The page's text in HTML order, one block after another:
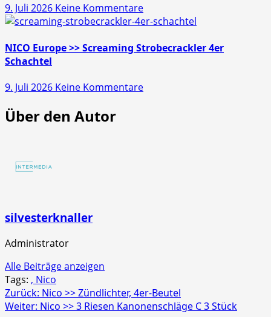
10er
Schachtel
9. Juli 2026 Keine Kommentarezu
NICO
>>
Fontänenbatterie
NICO Europe >> Screaming Strobecrackler 4er
Schachtel
9. Juli 2026 Keine Kommentarezu
Über den Autor
silvesterknaller
Administrator
Alle Beiträge anzeigen
Tags: , Nico
Beitragsnavigation
Zurück: Nico >> Zündlichter, 4er-Beutel
Weiter: Nico >> 3 Riesen Kanonenschläge C 3 Stück